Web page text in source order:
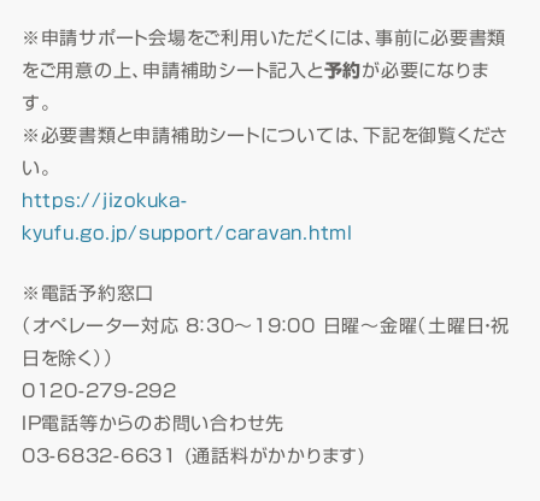
※申請サポート会場をご利用いただくには、事前に必要書類
をご用意の上、申請補助シート記入と予約が必要になりま
す。
※必要書類と申請補助シートについては、下記を御覧くださ
い。
https://jizokuka-
kyufu.go.jp/support/caravan.html
※電話予約窓口
（オペレーター対応 8：30～19：00 日曜～金曜（土曜日・祝
日を除く））
0120-279-292
IP電話等からのお問い合わせ先
03-6832-6631 (通話料がかかります)